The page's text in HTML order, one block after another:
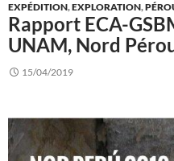
EXPÉDITION,EXPLORATION,
Rapport ECA-
UNAM, Nord
15/04/2019